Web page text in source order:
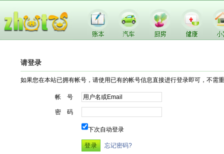
请登录
如果您在本站已拥有帐号，请使用已有的帐号信息直接进行登录即可，不需
帐 号
密 码
下次自动登录
忘记密码?